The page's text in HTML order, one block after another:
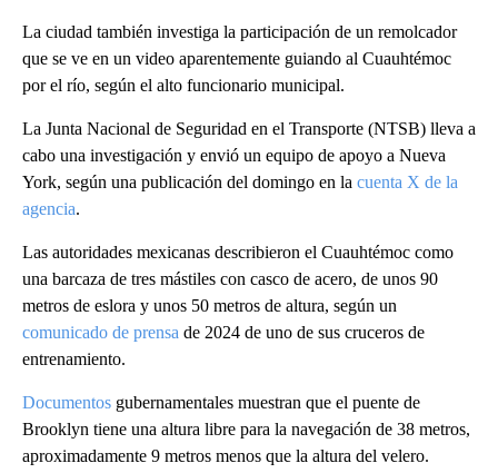
La ciudad también investiga la participación de un remolcador
que se ve en un video aparentemente guiando al Cuauhtémoc
por el río, según el alto funcionario municipal.
La Junta Nacional de Seguridad en el Transporte (NTSB) lleva a
cabo una investigación y envió un equipo de apoyo a Nueva
York, según una publicación del domingo en la cuenta X de la
agencia.
Las autoridades mexicanas describieron el Cuauhtémoc como
una barcaza de tres mástiles con casco de acero, de unos 90
metros de eslora y unos 50 metros de altura, según un
comunicado de prensa de 2024 de uno de sus cruceros de
entrenamiento.
Documentos gubernamentales muestran que el puente de
Brooklyn tiene una altura libre para la navegación de 38 metros,
aproximadamente 9 metros menos que la altura del velero.